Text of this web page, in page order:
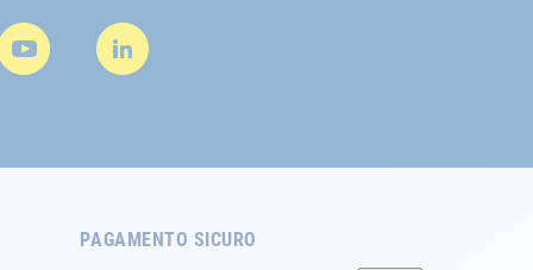
PAGAMENTO SICURO